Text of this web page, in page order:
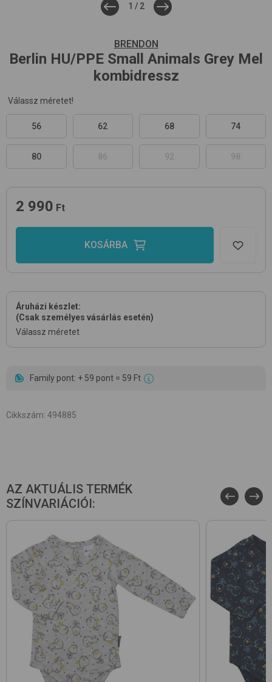
1 / 2
BRENDON
Berlin HU/PPE Small Animals Grey Mel
kombidressz
Válassz méretet!
56 62 68 74
80 86 92 98
2 990 Ft
KOSÁRBA
Áruházi készlet:
(Csak személyes vásárlás esetén)
Válassz méretet
Family pont: + 59 pont = 59 Ft
Cikkszám: 494885
AZ AKTUÁLIS TERMÉK
SZÍNVARIÁCIÓI: